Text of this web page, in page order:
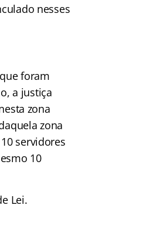
nesses
foram
a justiça
zona
zona
servidores
10
Lei.